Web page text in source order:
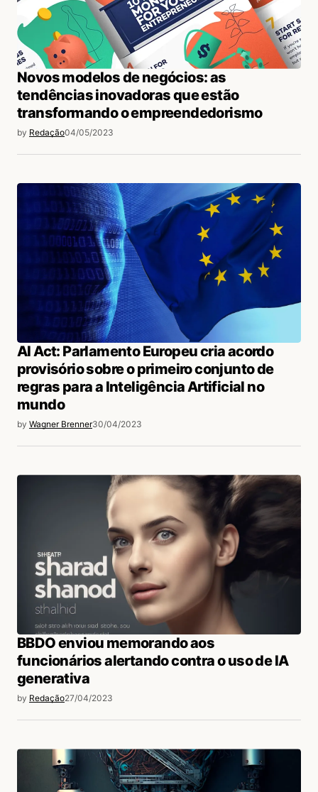
Novos modelos de negócios: as
tendências inovadoras que estão
transformando o empreendedorismo
by Redação04/05/2023
AI Act: Parlamento Europeu cria acordo
provisório sobre o primeiro conjunto de
regras para a Inteligência Artificial no
mundo
by Wagner Brenner30/04/2023
BBDO enviou memorando aos
funcionários alertando contra o uso de IA
generativa
by Redação27/04/2023